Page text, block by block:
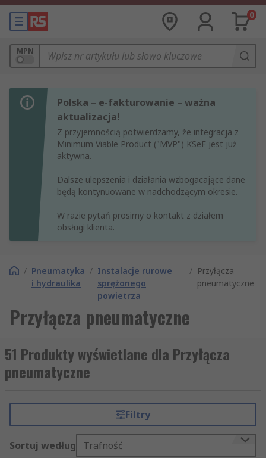
0
MPN
Polska – e-fakturowanie – ważna
aktualizacja!
Z przyjemnością potwierdzamy, że integracja z
Minimum Viable Product ("MVP") KSeF jest już
aktywna.
Dalsze ulepszenia i działania wzbogacające dane
będą kontynuowane w nadchodzącym okresie.
W razie pytań prosimy o kontakt z działem
obsługi klienta.
/ Pneumatyka
i hydraulika
/ Instalacje rurowe
sprężonego
powietrza
/ Przyłącza
pneumatyczne
Przyłącza pneumatyczne
51 Produkty wyświetlane dla Przyłącza
pneumatyczne
Filtry
Sortuj według Trafność